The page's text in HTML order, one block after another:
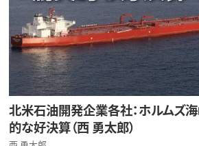
北米石油開発企業各社：ホルムズ
的な好決算（西 勇太郎）